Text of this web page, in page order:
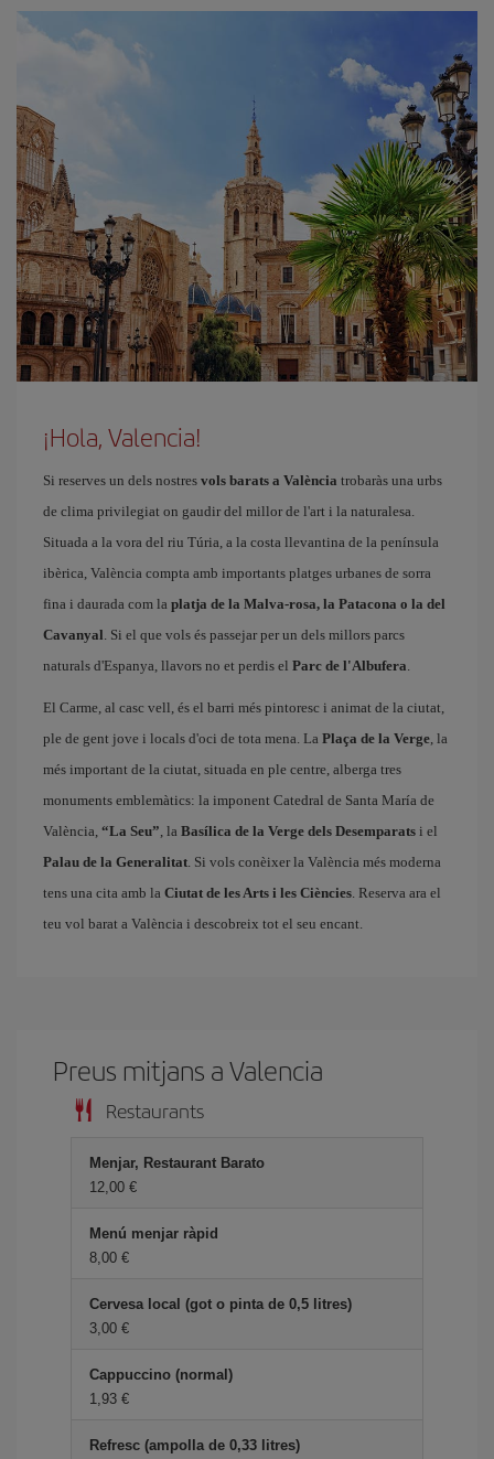
¡Hola, Valencia!
Si reserves un dels nostres vols barats a València trobaràs una urbs
de clima privilegiat on gaudir del millor de l'art i la naturalesa.
Situada a la vora del riu Túria, a la costa llevantina de la península
ibèrica, València compta amb importants platges urbanes de sorra
fina i daurada com la platja de la Malva-rosa, la Patacona o la del
Cavanyal. Si el que vols és passejar per un dels millors parcs
naturals d'Espanya, llavors no et perdis el Parc de l'Albufera.
El Carme, al casc vell, és el barri més pintoresc i animat de la ciutat,
ple de gent jove i locals d'oci de tota mena. La Plaça de la Verge, la
més important de la ciutat, situada en ple centre, alberga tres
monuments emblemàtics: la imponent Catedral de Santa María de
València, “La Seu”, la Basílica de la Verge dels Desemparats i el
Palau de la Generalitat. Si vols conèixer la València més moderna
tens una cita amb la Ciutat de les Arts i les Ciències. Reserva ara el
teu vol barat a València i descobreix tot el seu encant.
Preus mitjans a Valencia
Restaurants
Menjar, Restaurant Barato
12,00
Menú menjar ràpid
8,00
Cervesa local (got o pinta de 0,5 litres)
3,00
Cappuccino (normal)
1,93
Refresc (ampolla de 0,33 litres)